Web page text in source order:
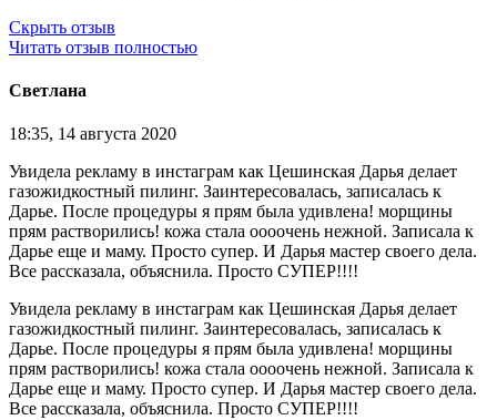
Скрыть отзыв
Читать отзыв полностью
Светлана
18:35, 14 августа 2020
Увидела рекламу в инстаграм как Цешинская Дарья делает
газожидкостный пилинг. Заинтересовалась, записалась к
Дарье. После процедуры я прям была удивлена! морщины
прям растворились! кожа стала оооочень нежной. Записала к
Дарье еще и маму. Просто супер. И Дарья мастер своего дела.
Все рассказала, объяснила. Просто СУПЕР!!!!
Увидела рекламу в инстаграм как Цешинская Дарья делает
газожидкостный пилинг. Заинтересовалась, записалась к
Дарье. После процедуры я прям была удивлена! морщины
прям растворились! кожа стала оооочень нежной. Записала к
Дарье еще и маму. Просто супер. И Дарья мастер своего дела.
Все рассказала, объяснила. Просто СУПЕР!!!!